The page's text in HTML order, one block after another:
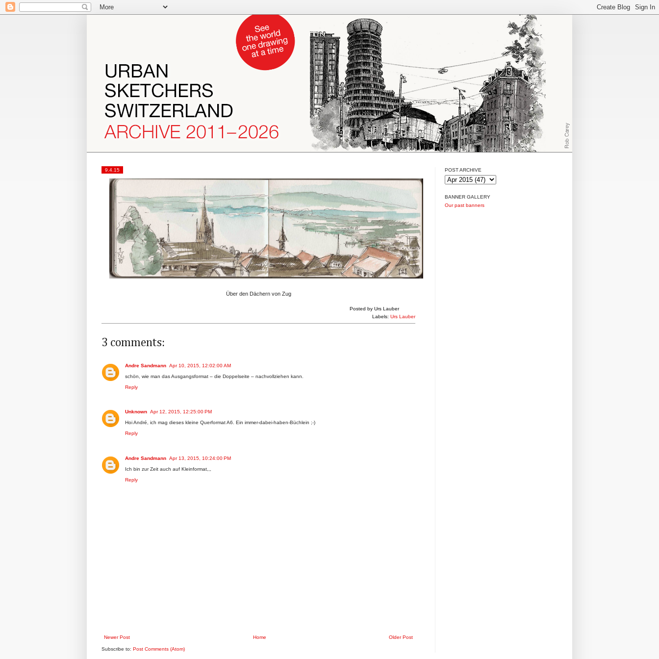
9.4.15
Über den Dächern von Zug
Posted by Urs Lauber
Labels: Urs Lauber
3 comments:
Andre Sandmann Apr 10, 2015, 12:02:00 AM
schön, wie man das Ausgangsformat – die Doppelseite – nachvollziehen kann.
Reply
Unknown Apr 12, 2015, 12:25:00 PM
Hoi André, ich mag dieses kleine Querformat A6. Ein immer-dabei-haben-Büchlein ;-)
Reply
Andre Sandmann Apr 13, 2015, 10:24:00 PM
Ich bin zur Zeit auch auf Kleinformat,,,
Reply
Newer Post Older Post
Home
Subscribe to: Post Comments (Atom)
POST ARCHIVE
BANNER GALLERY
Our past banners